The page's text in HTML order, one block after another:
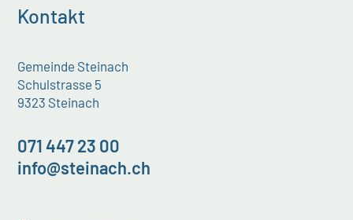
Kontakt
Gemeinde Steinach
Schulstrasse 5
9323 Steinach
071 447 23 00
info@steinach.ch